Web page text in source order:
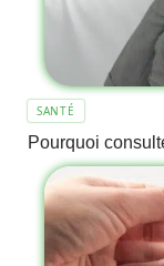
SANTÉ
Pourquoi